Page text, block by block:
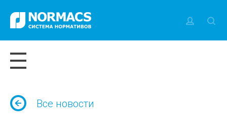
Все новости